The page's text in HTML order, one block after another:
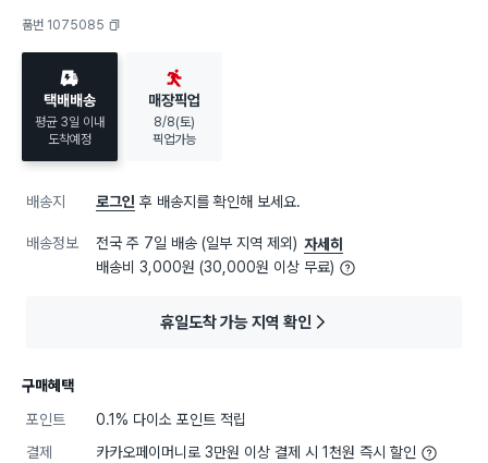
품번 1075085
택배배송
평균 3일 이내
도착예정
매장픽업
8/8(토)
픽업가능
배송지 로그인 후 배송지를 확인해 보세요.
배송정보 전국 주 7일 배송 (일부 지역 제외) 자세히
배송비 3,000원 (30,000원 이상 무료)
휴일도착 가능 지역 확인
구매혜택
포인트
0.1% 다이소 포인트 적립
결제
카카오페이머니로 3만원 이상 결제 시 1천원 즉시 할인